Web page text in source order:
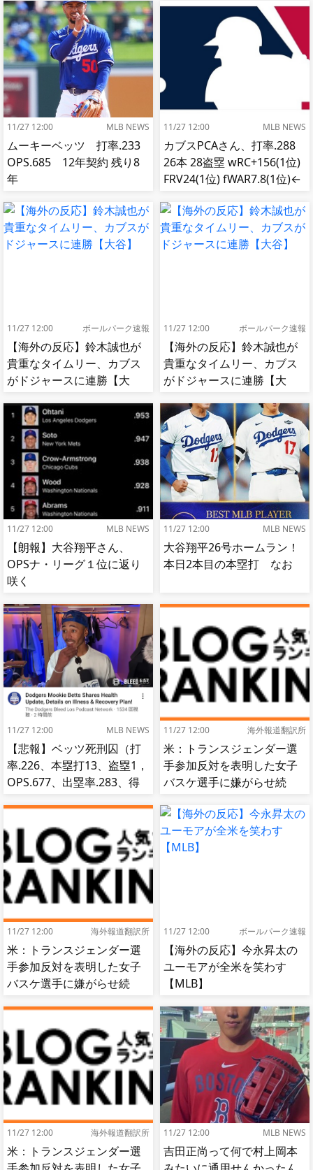
11/27 12:00 MLB NEWS
ムーキーベッツ 打率.233
OPS.685 12年契約 残り8
年
11/27 12:00 MLB NEWS
カブスPCAさん、打率.288
26本 28盗塁 wRC+156(1位)
FRV24(1位) fWAR7.8(1位)←
11/27 12:00 ボールパーク速報
【海外の反応】鈴木誠也が
貴重なタイムリー、カブス
がドジャースに連勝【大
11/27 12:00 ボールパーク速報
【海外の反応】鈴木誠也が
貴重なタイムリー、カブス
がドジャースに連勝【大
11/27 12:00 MLB NEWS
【朗報】大谷翔平さん、
OPSナ・リーグ１位に返り
咲く
11/27 12:00 MLB NEWS
大谷翔平26号ホームラン！
本日2本目の本塁打 なお
11/27 12:00 MLB NEWS
【悲報】ベッツ死刑囚（打
率.226、本塁打13、盗塁1，
OPS.677、出塁率.283、得
11/27 12:00 海外報道翻訳所
米：トランスジェンダー選
手参加反対を表明した女子
バスケ選手に嫌がらせ続
肘鉄を顔面に食らう[海外の
反応]
11/27 12:00 海外報道翻訳所
米：トランスジェンダー選
手参加反対を表明した女子
バスケ選手に嫌がらせ続
反応]
11/27 12:00 ボールパーク速報
【海外の反応】今永昇太の
ユーモアが全米を笑わす
【MLB】
11/27 12:00 海外報道翻訳所
米：トランスジェンダー選
11/27 12:00 MLB NEWS
吉田正尚って何で村上岡本